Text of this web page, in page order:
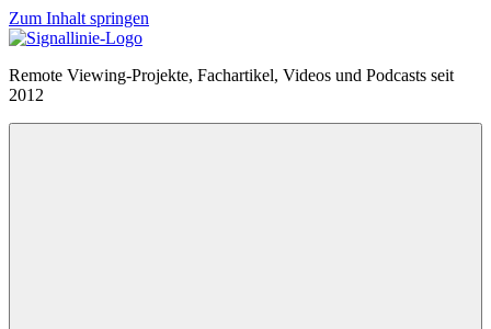
Zum Inhalt springen
Remote Viewing-Projekte, Fachartikel, Videos und Podcasts seit
2012